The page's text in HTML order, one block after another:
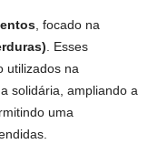
, focado na
. Esses
utilizados na
solidária, ampliando a
uma